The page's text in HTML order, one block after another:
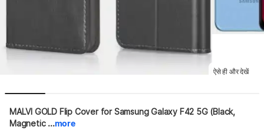
ऐसे ही और देखें
MALVI GOLD Flip Cover for Samsung Galaxy F42 5G (Black,
Magnetic ...more